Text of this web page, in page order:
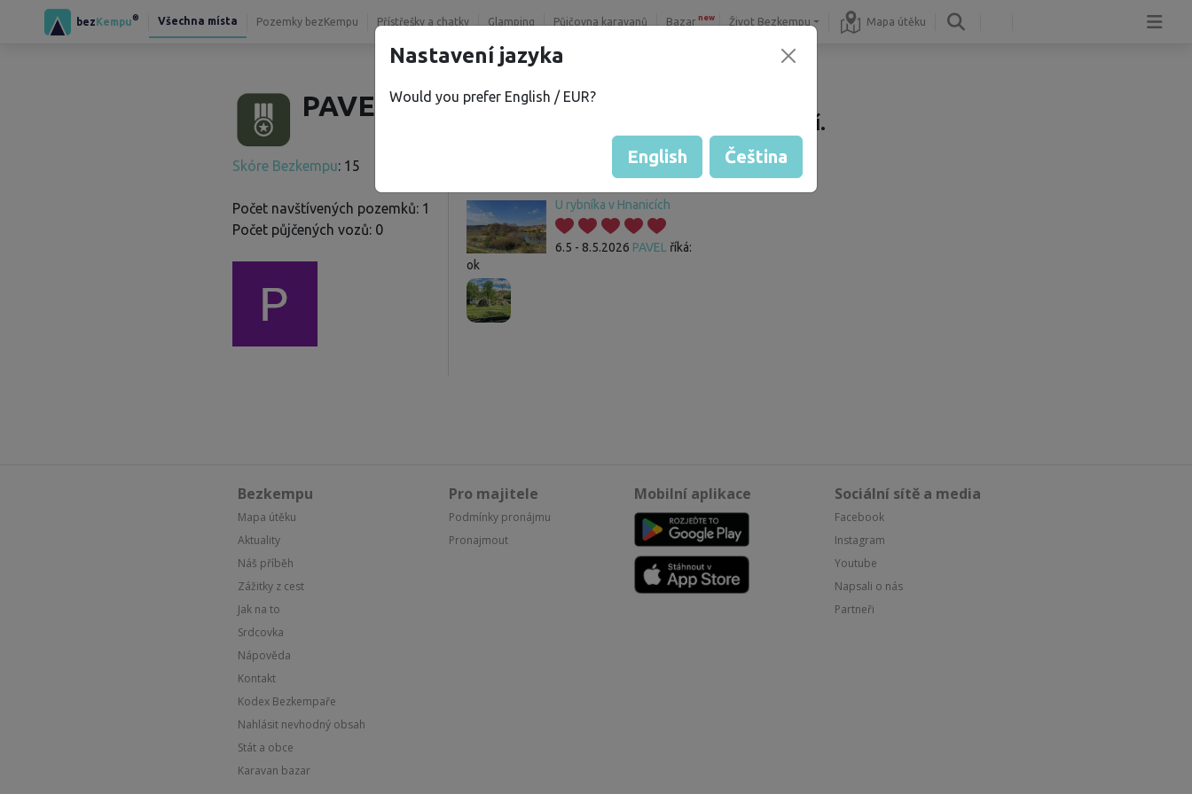
bezKempu® Všechna místa Pozemky bezKempu Přístřešky a chatky Glamping Půjčovna karavanů Bazar new Život Bezkempu Mapa útěku
PAVEL P.
Skóre Bezkempu: 15
Počet navštívených pozemků: 1
Počet půjčených vozů: 0
Host nemá zatím žádné hodnocení.
Hodnocení pozemků
U rybníka v Hnanicích
6.5 - 8.5.2026 PAVEL říká:
ok
Bezkempu
Mapa útěku
Aktuality
Náš příběh
Zážitky z cest
Jak na to
Srdcovka
Nápověda
Kontakt
Kodex Bezkempaře
Nahlásit nevhodný obsah
Stát a obce
Karavan bazar
Pro majitele
Podmínky pronájmu
Pronajmout
Mobilní aplikace Sociální sítě a media
Facebook
Instagram
Youtube
Napsali o nás
Partneři
Nastavení jazyka
Would you prefer English / EUR?
English Čeština